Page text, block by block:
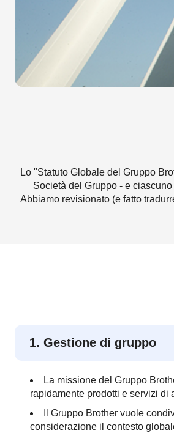
Lo "Statuto Globale del Gruppo
Società del Gruppo - e
Abbiamo revisionato (e fatto
1. Gestione di gruppo
La missione del Gruppo
rapidamente prodotti e servizi di
Il Gruppo Brother vuole
considerazione il contesto